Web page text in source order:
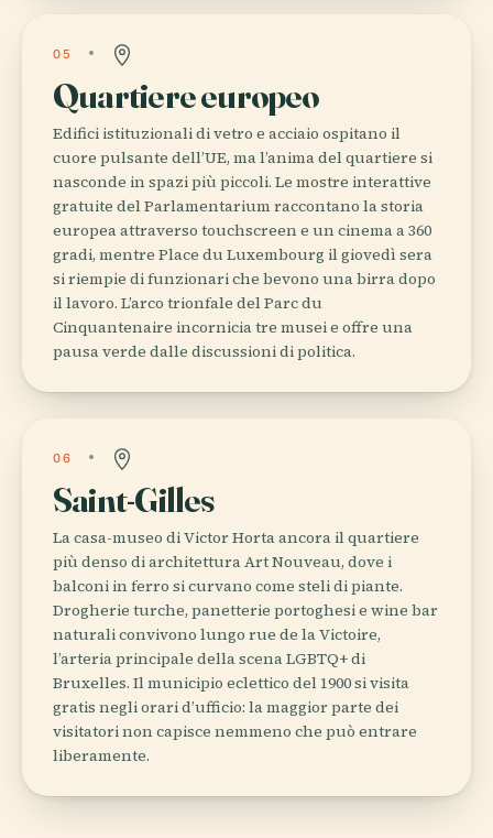
05
Quartiere europeo
Edifici istituzionali di vetro e acciaio ospitano il
cuore pulsante dell’UE, ma l’anima del quartiere si
nasconde in spazi più piccoli. Le mostre interattive
gratuite del Parlamentarium raccontano la storia
europea attraverso touchscreen e un cinema a 360
gradi, mentre Place du Luxembourg il giovedì sera
si riempie di funzionari che bevono una birra dopo
il lavoro. L’arco trionfale del Parc du
Cinquantenaire incornicia tre musei e offre una
pausa verde dalle discussioni di politica.
06
Saint-Gilles
La casa-museo di Victor Horta ancora il quartiere
più denso di architettura Art Nouveau, dove i
balconi in ferro si curvano come steli di piante.
Drogherie turche, panetterie portoghesi e wine bar
naturali convivono lungo rue de la Victoire,
l’arteria principale della scena LGBTQ+ di
Bruxelles. Il municipio eclettico del 1900 si visita
gratis negli orari d’ufficio: la maggior parte dei
visitatori non capisce nemmeno che può entrare
liberamente.